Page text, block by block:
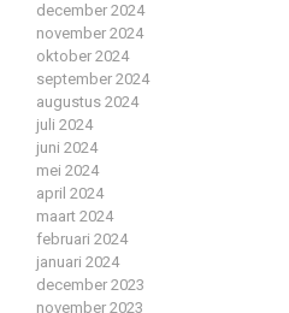
december 2024
november 2024
oktober 2024
september 2024
augustus 2024
juli 2024
juni 2024
mei 2024
april 2024
maart 2024
februari 2024
januari 2024
december 2023
november 2023